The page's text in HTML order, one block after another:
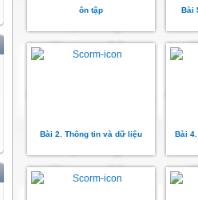
ôn tập Bài
Bài 2. Thông tin và dữ liệu Bài